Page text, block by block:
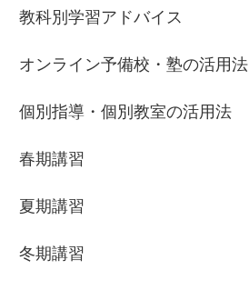
教科別学習アドバイス
オンライン予備校・塾の活用法
個別指導・個別教室の活用法
春期講習
夏期講習
冬期講習